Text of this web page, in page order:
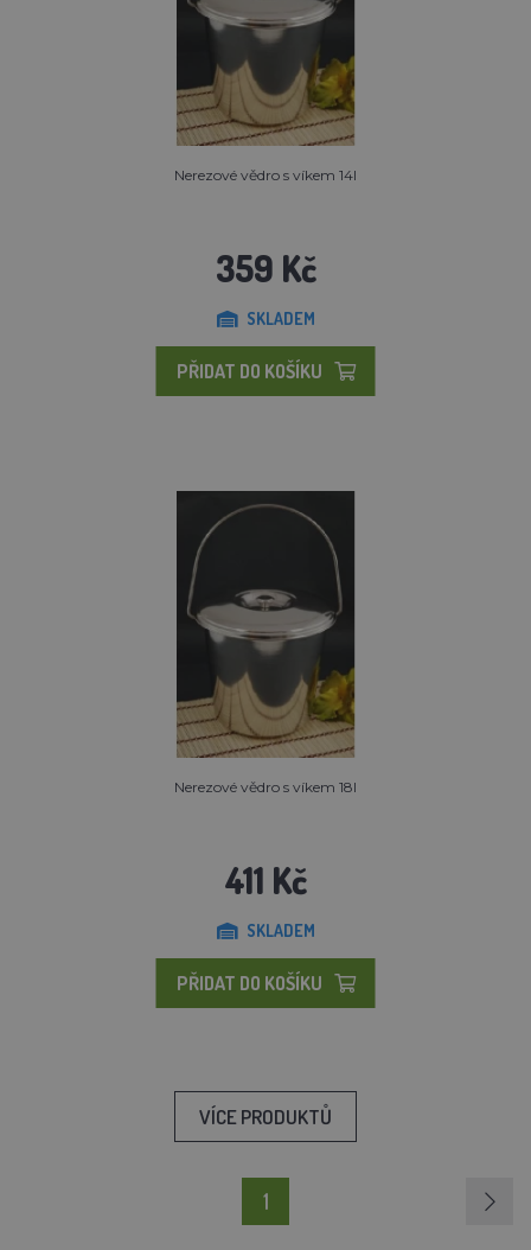
Nerezové vědro s víkem 14l
359 Kč
SKLADEM
PŘIDAT DO KOŠÍKU
Nerezové vědro s víkem 18l
411 Kč
SKLADEM
PŘIDAT DO KOŠÍKU
VÍCE PRODUKTŮ
1